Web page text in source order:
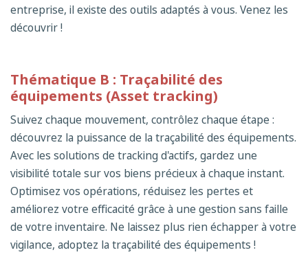
entreprise, il existe des outils adaptés à vous. Venez les
découvrir !
Thématique B : Traçabilité des
équipements (Asset tracking)
Suivez chaque mouvement, contrôlez chaque étape :
découvrez la puissance de la traçabilité des équipements.
Avec les solutions de tracking d'actifs, gardez une
visibilité totale sur vos biens précieux à chaque instant.
Optimisez vos opérations, réduisez les pertes et
améliorez votre efficacité grâce à une gestion sans faille
de votre inventaire. Ne laissez plus rien échapper à votre
vigilance, adoptez la traçabilité des équipements !